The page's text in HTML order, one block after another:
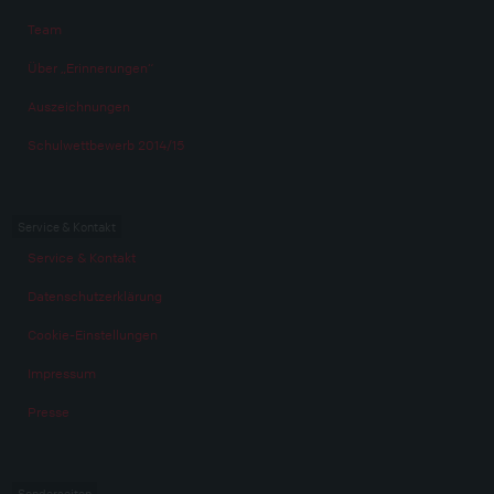
Team
Über „Erinnerungen“
Auszeichnungen
Schulwettbewerb 2014/15
Service & Kontakt
Datenschutzerklärung
Cookie-Einstellungen
Impressum
Presse